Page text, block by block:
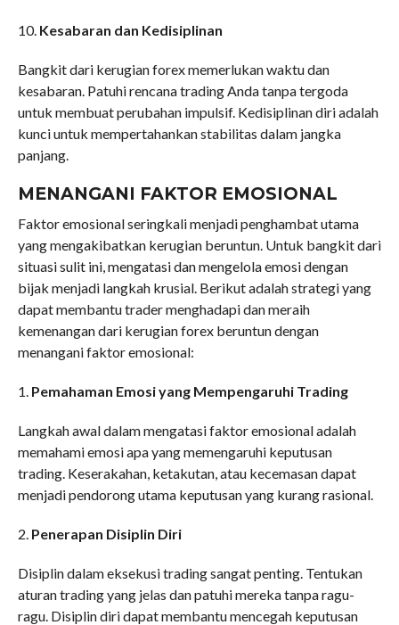
10. Kesabaran dan Kedisiplinan
Bangkit dari kerugian forex memerlukan waktu dan
kesabaran. Patuhi rencana trading Anda tanpa tergoda
untuk membuat perubahan impulsif. Kedisiplinan diri adalah
kunci untuk mempertahankan stabilitas dalam jangka
panjang.
MENANGANI FAKTOR EMOSIONAL
Faktor emosional seringkali menjadi penghambat utama
yang mengakibatkan kerugian beruntun. Untuk bangkit dari
situasi sulit ini, mengatasi dan mengelola emosi dengan
bijak menjadi langkah krusial. Berikut adalah strategi yang
dapat membantu trader menghadapi dan meraih
kemenangan dari kerugian forex beruntun dengan
menangani faktor emosional:
1. Pemahaman Emosi yang Mempengaruhi Trading
Langkah awal dalam mengatasi faktor emosional adalah
memahami emosi apa yang memengaruhi keputusan
trading. Keserakahan, ketakutan, atau kecemasan dapat
menjadi pendorong utama keputusan yang kurang rasional.
2. Penerapan Disiplin Diri
Disiplin dalam eksekusi trading sangat penting. Tentukan
aturan trading yang jelas dan patuhi mereka tanpa ragu-
ragu. Disiplin diri dapat membantu mencegah keputusan